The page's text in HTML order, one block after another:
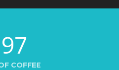
COFFEE